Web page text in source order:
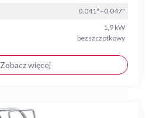
0,041" - 0,047"
1,9 kW
bezszczotkowy
Zobacz więcej